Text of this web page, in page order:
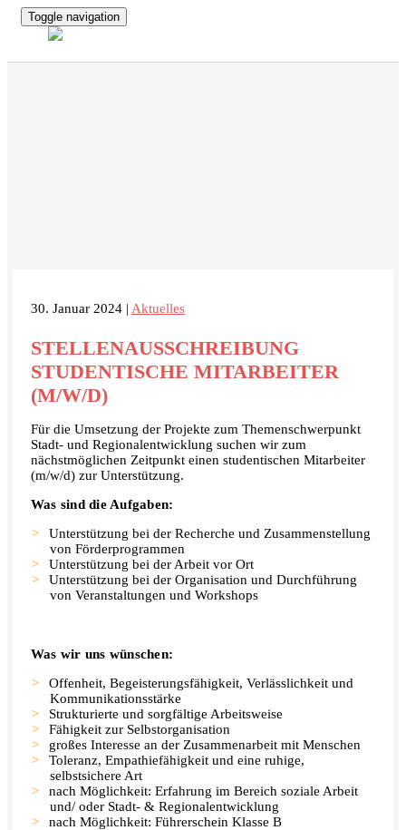
Toggle navigation
30. Januar 2024 | Aktuelles
STELLENAUSSCHREIBUNG
STUDENTISCHE MITARBEITER
(M/W/D)
Für die Umsetzung der Projekte zum Themenschwerpunkt
Stadt- und Regionalentwicklung suchen wir zum
nächstmöglichen Zeitpunkt einen studentischen Mitarbeiter
(m/w/d) zur Unterstützung.
Was sind die Aufgaben:
Unterstützung bei der Recherche und Zusammenstellung
von Förderprogrammen
Unterstützung bei der Arbeit vor Ort
Unterstützung bei der Organisation und Durchführung
von Veranstaltungen und Workshops
Was wir uns wünschen:
Offenheit, Begeisterungsfähigkeit, Verlässlichkeit und
Kommunikationsstärke
Strukturierte und sorgfältige Arbeitsweise
Fähigkeit zur Selbstorganisation
großes Interesse an der Zusammenarbeit mit Menschen
Toleranz, Empathiefähigkeit und eine ruhige,
selbstsichere Art
nach Möglichkeit: Erfahrung im Bereich soziale Arbeit
und/ oder Stadt- & Regionalentwicklung
nach Möglichkeit: Führerschein Klasse B